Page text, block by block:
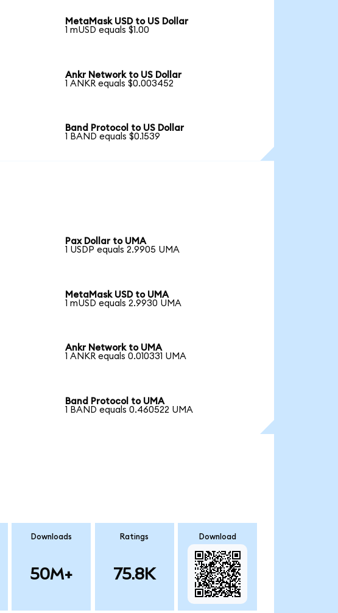
MetaMask USD to US Dollar
1 mUSD equals $1.00
Ankr Network to US Dollar
1 ANKR equals $0.003452
Band Protocol to US Dollar
1 BAND equals $0.1539
Pax Dollar to UMA
1 USDP equals 2.9905 UMA
MetaMask USD to UMA
1 mUSD equals 2.9930 UMA
Ankr Network to UMA
1 ANKR equals 0.010331 UMA
Band Protocol to UMA
1 BAND equals 0.460522 UMA
Downloads
50M+
Ratings
75.8K
Download